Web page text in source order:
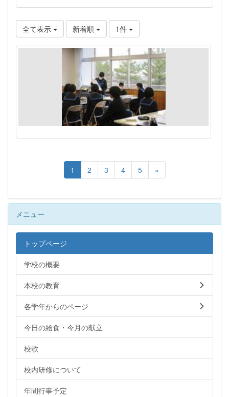
全て表示 新着順 1件
1 2 3 4 5 »
メニュー
トップページ
学校の概要
本校の教育
各学年からのページ
今日の給食・今月の献立
校歌
校内研修について
年間行事予定